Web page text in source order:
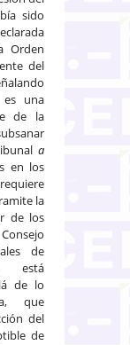
sido
Orden
del
es una
de la
a
en los
la
de los
de
está
de lo
que
del
de